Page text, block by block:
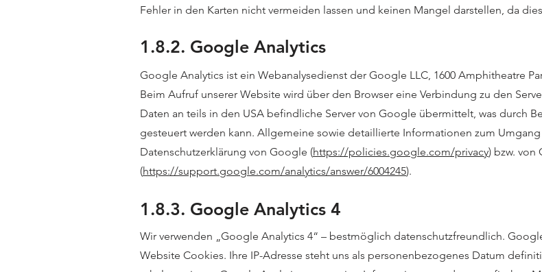
Fehler in den Karten nicht vermeiden lassen und keinen Mangel darstellen, da
1.8.2. Google Analytics
Google Analytics ist ein Webanalysedienst der Google LLC, 1600 Amphitheatre
Beim Aufruf unserer Website wird über den Browser eine Verbindung zu den
Daten an teils in den USA befindliche Server von Google übermittelt, was durch
gesteuert werden kann. Allgemeine sowie detaillierte Informationen zum
Datenschutzerklärung von Google (https://policies.google.com/privacy) bzw. von
(https://support.google.com/analytics/answer/6004245).
1.8.3. Google Analytics 4
Wir verwenden „Google Analytics 4“ – bestmöglich datenschutzfreundlich.
Website Cookies. Ihre IP-Adresse steht uns als personenbezogenes Datum